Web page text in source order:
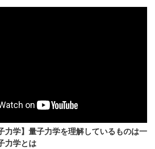
力学】量子力学を理解しているものは一
力学とは